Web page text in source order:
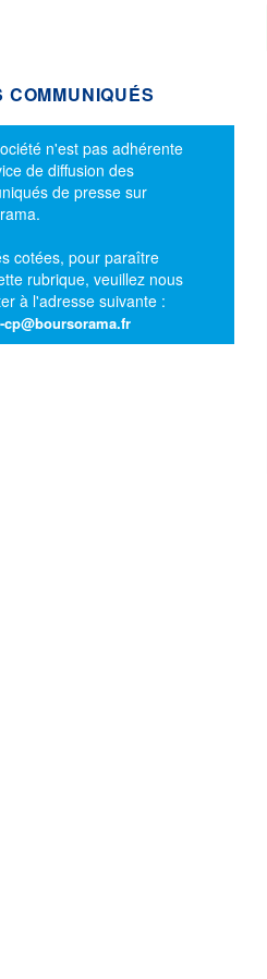
COMMUNIQUÉS
d'information
n'est pas adhérente
de diffusion des
de presse sur
cotées, pour paraître
rubrique, veuillez nous
à l'adresse suivante :
cp@boursorama.fr